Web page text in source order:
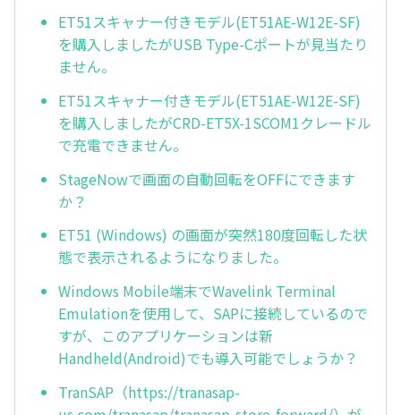
ET51スキャナー付きモデル(ET51AE-W12E-SF)
を購入しましたがUSB Type-Cポートが見当たり
ません。
ET51スキャナー付きモデル(ET51AE-W12E-SF)
を購入しましたがCRD-ET5X-1SCOM1クレードル
で充電できません。
StageNowで画面の自動回転をOFFにできます
か？
ET51 (Windows) の画面が突然180度回転した状
態で表示されるようになりました。
Windows Mobile端末でWavelink Terminal
Emulationを使用して、SAPに接続しているので
すが、このアプリケーションは新
Handheld(Android)でも導入可能でしょうか？
TranSAP（https://tranasap-